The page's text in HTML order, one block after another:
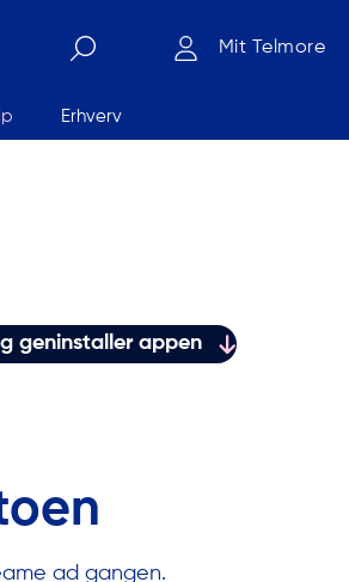
Mit Telmore
Søg
Erhverv
geninstaller appen
ad gangen.